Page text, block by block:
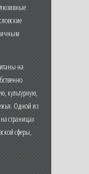
на
культурную,
Одной из
страницах
сферы,